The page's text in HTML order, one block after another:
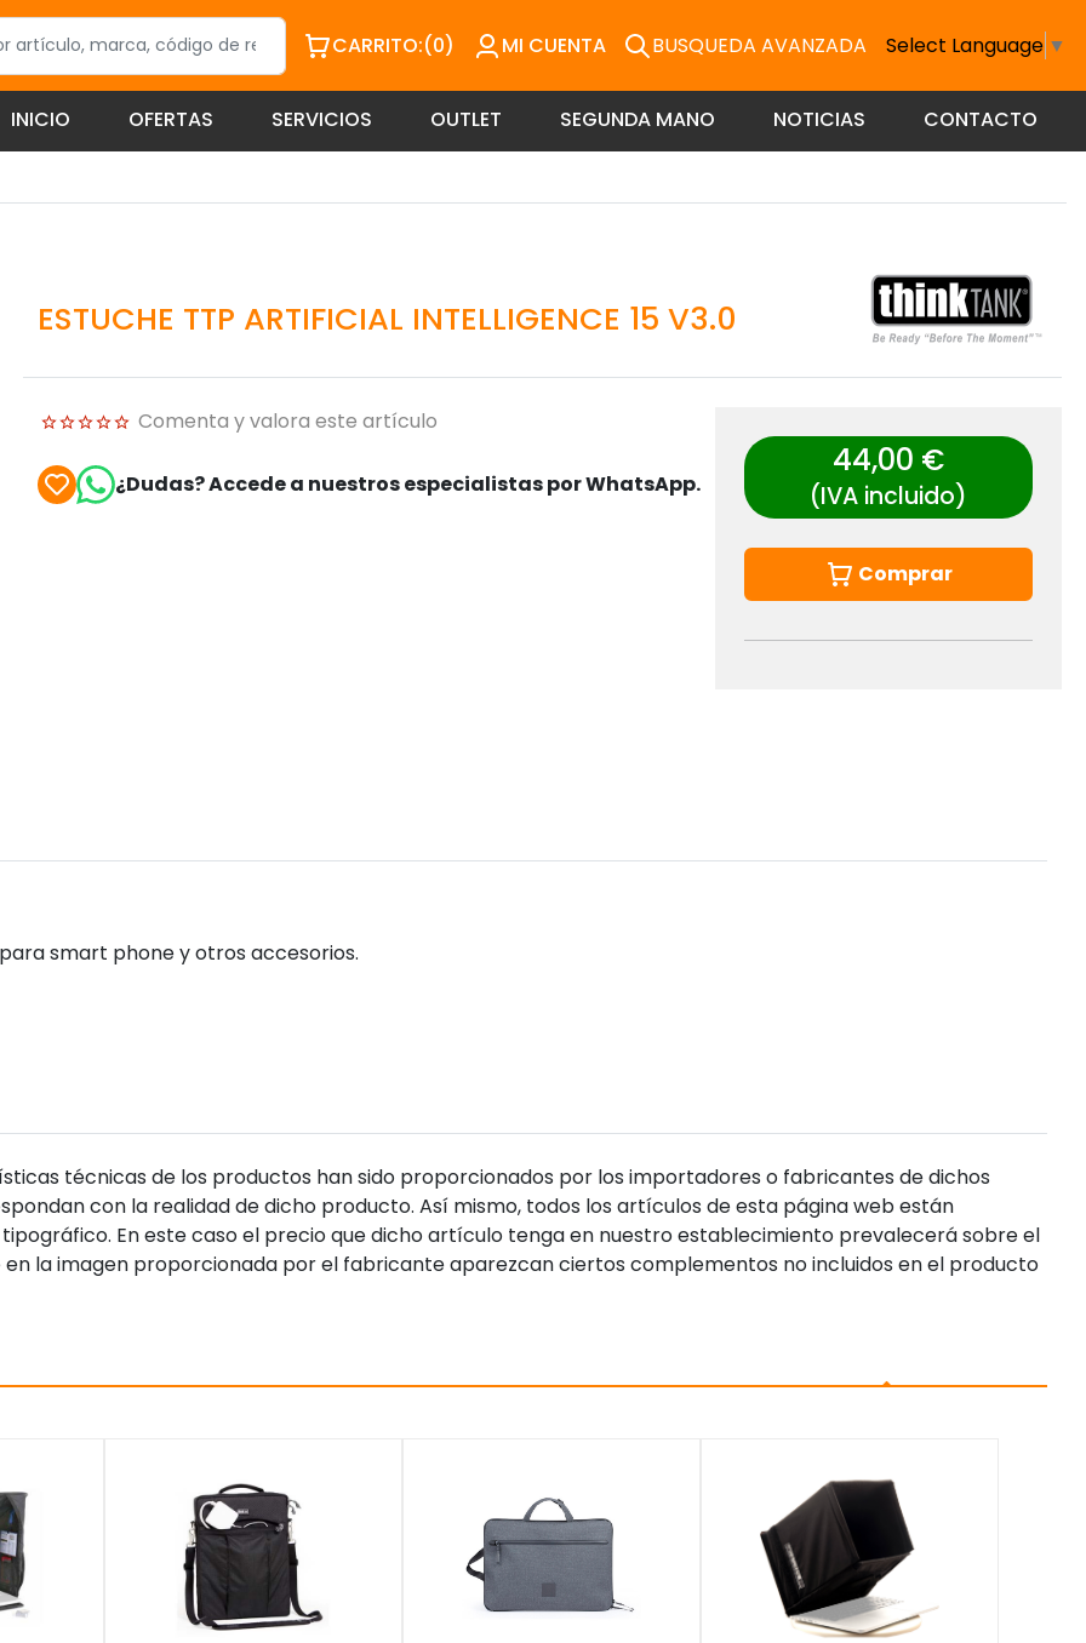
CARRITO:(0) MI CUENTA BUSQUEDA AVANZADA Select Language ▼
INICIO OFERTAS SERVICIOS OUTLET SEGUNDA MANO NOTICIAS CONTACTO
ESTUCHE TTP ARTIFICIAL INTELLIGENCE 15 V3.0
Comenta y valora este artículo
¿Dudas? Accede a nuestros especialistas por WhatsApp.
44,00 €
(IVA incluido)
Comprar
smart phone y otros accesorios.
técnicas de los productos han sido proporcionados por los importadores o fabricantes de dichos
con la realidad de dicho producto. Así mismo, todos los artículos de esta página web están
En este caso el precio que dicho artículo tenga en nuestro establecimiento prevalecerá sobre el
la imagen proporcionada por el fabricante aparezcan ciertos complementos no incluidos en el producto